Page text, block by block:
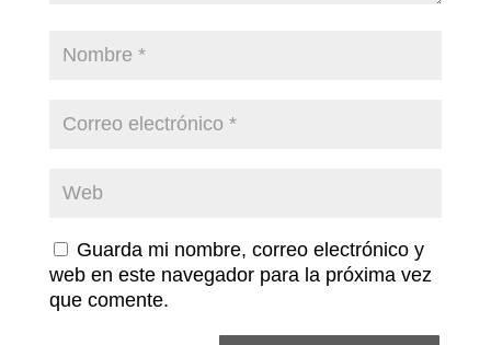
Guarda mi nombre, correo electrónico y
web en este navegador para la próxima vez
que comente.